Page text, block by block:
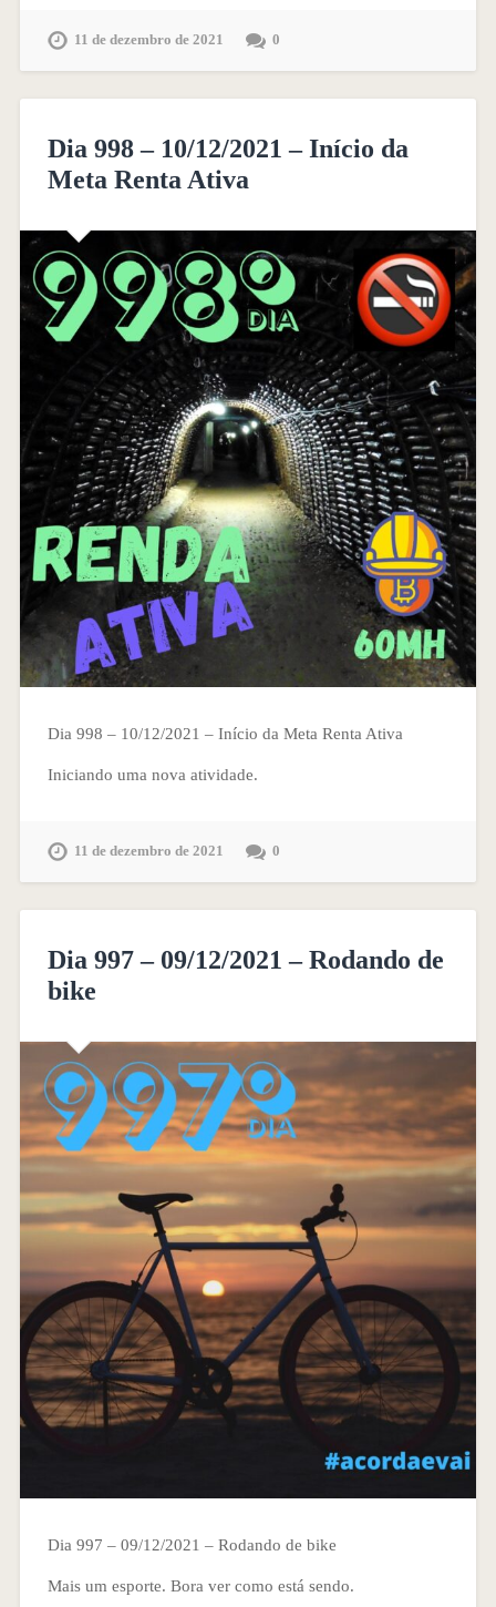
11 de dezembro de 2021 0
Dia 998 – 10/12/2021 – Início da
Meta Renta Ativa
Dia 998 – 10/12/2021 – Início da Meta Renta Ativa
Iniciando uma nova atividade.
11 de dezembro de 2021 0
Dia 997 – 09/12/2021 – Rodando de
bike
Dia 997 – 09/12/2021 – Rodando de bike
Mais um esporte. Bora ver como está sendo.